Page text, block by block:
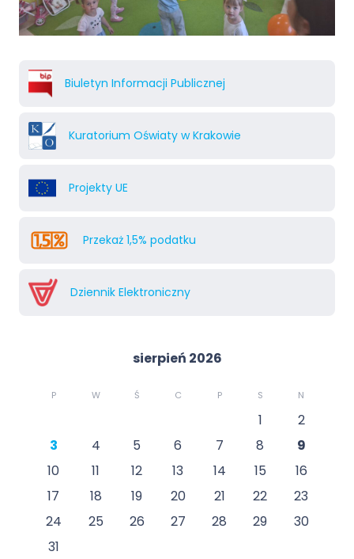
Biuletyn Informacji Publicznej
Kuratorium Oświaty w Krakowie
Projekty UE
Przekaż 1,5% podatku
Dziennik Elektroniczny
sierpień 2026
P W Ś C P S N
1
2
3
4 5 6 7 8
9
10
11 12 13 14 15
16
17
18 19 20 21 22
23
24
25 26 27 28 29
30
31